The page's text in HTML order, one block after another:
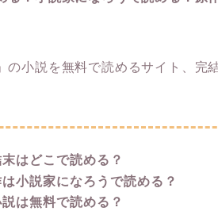
の小説を無料で読めるサイト、完
はどこで読める？
小説家になろうで読める？
は無料で読める？